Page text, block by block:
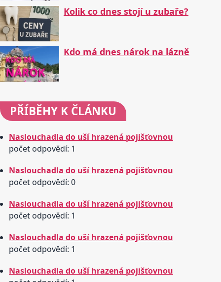
Kolik co dnes stojí u zubaře?
Kdo má dnes nárok na lázně
PŘÍBĚHY K ČLÁNKU
Naslouchadla do uší hrazená pojišťovnou
počet odpovědí: 1
Naslouchadla do uší hrazená pojišťovnou
počet odpovědí: 0
Naslouchadla do uší hrazená pojišťovnou
počet odpovědí: 1
Naslouchadla do uší hrazená pojišťovnou
počet odpovědí: 1
Naslouchadla do uší hrazená pojišťovnou